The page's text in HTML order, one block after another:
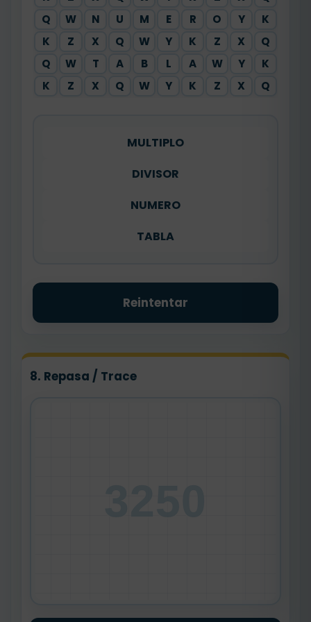
Q
W N U M E R O Y
K
K
Z X Q W Y K Z X
Q
Q
W T A B L A W Y
K
K
Z X Q W Y K Z X Q
MULTIPLO
DIVISOR
NUMERO
TABLA
Reintentar
8. Repasa / Trace